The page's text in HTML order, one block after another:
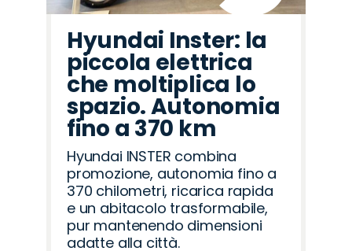
Hyundai Inster: la
piccola elettrica
che moltiplica lo
spazio. Autonomia
fino a 370 km
Hyundai INSTER combina
promozione, autonomia fino a
370 chilometri, ricarica rapida
e un abitacolo trasformabile,
pur mantenendo dimensioni
adatte alla città.